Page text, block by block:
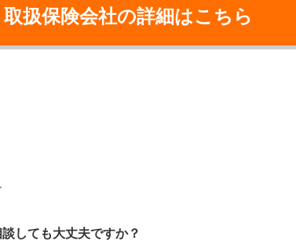
取扱保険会社の詳細はこちら
しても大丈夫ですか？